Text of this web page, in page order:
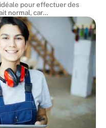
pour effectuer des
normal, car…